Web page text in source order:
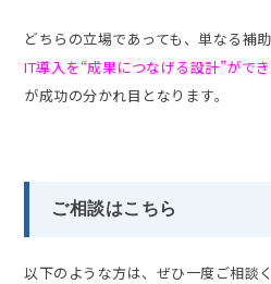
どちらの立場であっても、単なる補
IT導入を“成果につなげる設計”がで
が成功の分かれ目となります。
ご相談はこちら
以下のような方は、ぜひ一度ご相談く